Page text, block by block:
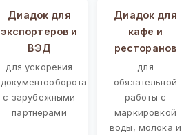
Диадок для
экспортеров и
ВЭД
для ускорения
документооборота
с зарубежными
партнерами
Диадок для
кафе и
ресторанов
для
обязательной
работы с
маркировкой
воды, молока и